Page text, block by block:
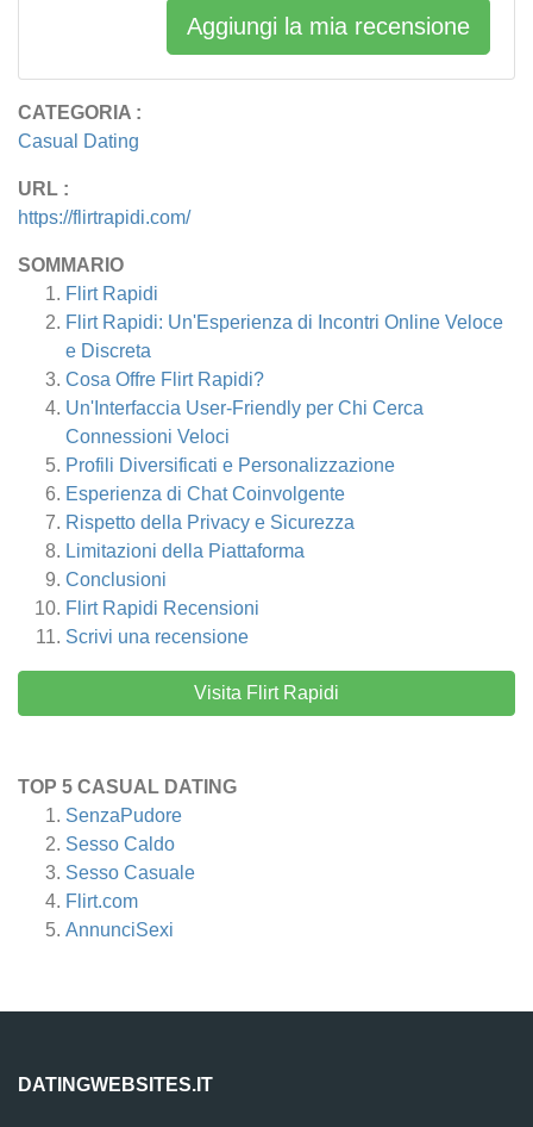
CATEGORIA :
Casual Dating
URL :
https://flirtrapidi.com/
SOMMARIO
Flirt Rapidi
Flirt Rapidi: Un'Esperienza di Incontri Online Veloce
e Discreta
Cosa Offre Flirt Rapidi?
Un'Interfaccia User-Friendly per Chi Cerca
Connessioni Veloci
Profili Diversificati e Personalizzazione
Esperienza di Chat Coinvolgente
Rispetto della Privacy e Sicurezza
Limitazioni della Piattaforma
Conclusioni
Flirt Rapidi Recensioni
Scrivi una recensione
Visita Flirt Rapidi
TOP 5 CASUAL DATING
SenzaPudore
Sesso Caldo
Sesso Casuale
Flirt.com
AnnunciSexi
Aggiungi la mia recensione
DATINGWEBSITES.IT